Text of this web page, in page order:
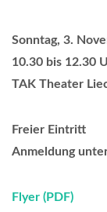
Sonntag, 3.
10.30 bis 12.30
TAK Theater
Freier Eintritt
Anmeldung
Flyer (PDF)